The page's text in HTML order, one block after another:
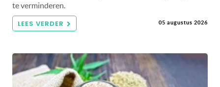
te verminderen.
LEES VERDER 05 augustus 2026